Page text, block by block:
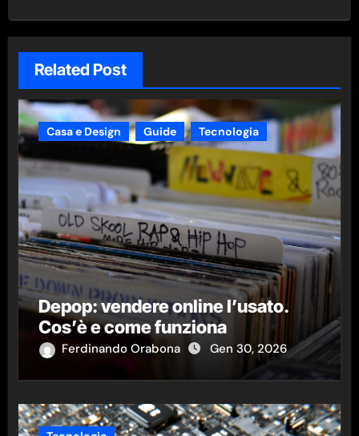
Related Post
Casa e Design Guide Tecnologia
Depop: vendere online l’usato.
Cos’è e come funziona
Ferdinando Orabona Gen 30, 2026